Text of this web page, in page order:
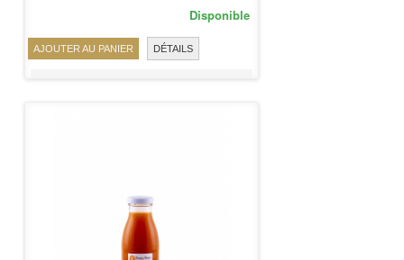
AJOUTER AU PANIER DÉTAILS
Disponible